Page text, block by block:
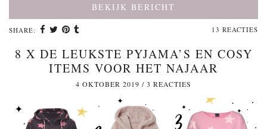
BEKIJK BERICHT
SHARE: 13 REACTIES
8 X DE LEUKSTE PYJAMA’S EN COSY
ITEMS VOOR HET NAJAAR
4 OKTOBER 2019 / 3 REACTIES